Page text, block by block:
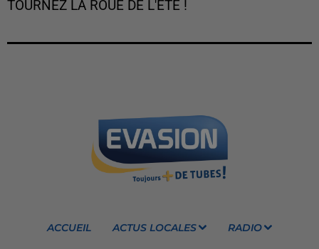
TOURNEZ LA ROUE DE L'ÉTÉ !
ACCUEIL ACTUS LOCALES RADIO